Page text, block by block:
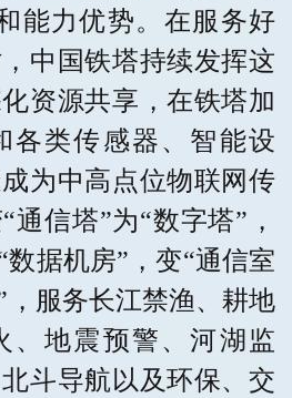
能力优势。在服务好
中国铁塔持续发挥这
资源共享，在铁塔加
各类传感器、智能设
为中高点位物联网传
通信塔”为“数字塔”，
数据机房”，变“通信室
，服务长江禁渔、耕地
、地震预警、河湖监
斗导航以及环保、交